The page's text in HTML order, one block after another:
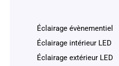
Éclairage évènementiel
Éclairage intérieur LED
Éclairage extérieur LED